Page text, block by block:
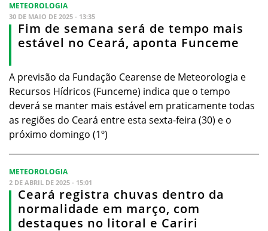
METEOROLOGIA
30 DE MAIO DE 2025 - 13:35
Fim de semana será de tempo mais
estável no Ceará, aponta Funceme
A previsão da Fundação Cearense de Meteorologia e
Recursos Hídricos (Funceme) indica que o tempo
deverá se manter mais estável em praticamente todas
as regiões do Ceará entre esta sexta-feira (30) e o
próximo domingo (1º)
METEOROLOGIA
2 DE ABRIL DE 2025 - 15:01
Ceará registra chuvas dentro da
normalidade em março, com
destaques no litoral e Cariri